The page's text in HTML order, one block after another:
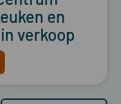
en
verkoop